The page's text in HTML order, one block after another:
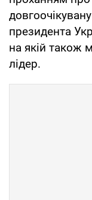
президента
на якій також
лідер.